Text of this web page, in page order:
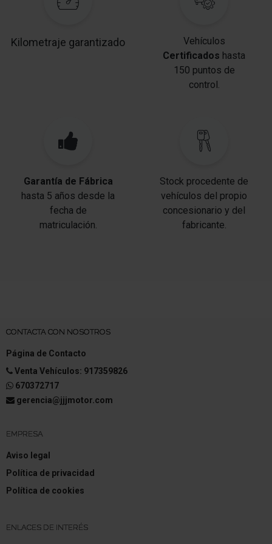
libres Entry&drive
Agarraderos de la puerta ext. color carrocería
Cinturones de seguridad delante regulable en altura
Tensor del cinturón
Guantera con Iluminación-LED
Inmovilizador
Asistente a la conducción: Freno de emergencia
Asistente del freno
Llantas de aleación 6,5x17 (Captur, negro)
Volante (cuero)
Columna de dirección (Volante) regulable en altura
Kilometraje garantizado
Vehículos
Certificados hasta
150 puntos de
control.
Garantía de Fábrica
hasta 5 años desde la
fecha de
matriculación.
Stock procedente de
vehículos del propio
concesionario y del
fabricante.
CONTACTA CON NOSOTROS
Página de Contacto
Venta Vehículos: 917359826
670372717
gerencia@jjjmotor.com
EMPRESA
Aviso legal
Política de privacidad
Política de cookies
ENLACES DE INTERÉS